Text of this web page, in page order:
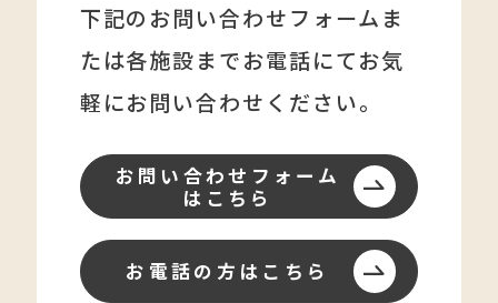
下記のお問い合わせフォームま
たは各施設までお電話にてお気
軽にお問い合わせください。
お問い合わせフォーム
はこちら
お電話の方はこちら